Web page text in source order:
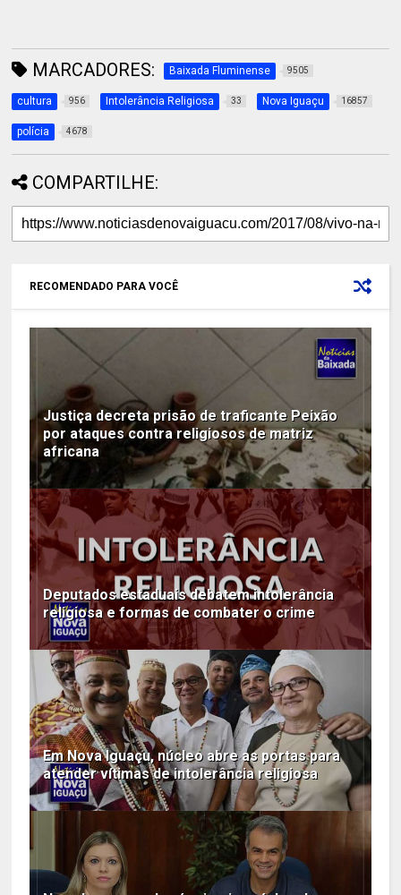
MARCADORES: Baixada Fluminense 9505
cultura 956 Intolerância Religiosa 33 Nova Iguaçu 16857
polícia 4678
COMPARTILHE:
RECOMENDADO PARA VOCÊ
Justiça decreta prisão de traficante Peixão
por ataques contra religiosos de matriz
africana
Deputados estaduais debatem intolerância
religiosa e formas de combater o crime
Em Nova Iguaçu, núcleo abre as portas para
atender vítimas de intolerância religiosa